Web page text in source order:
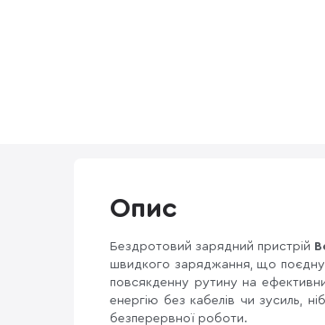
Опис
Бездротовий зарядний пристрій
швидкого заряджання, що
повсякденну рутину на
енергію без кабелів чи зусиль,
безперервної роботи.